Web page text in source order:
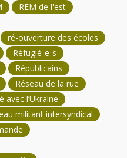
REM de l'est
ré-ouverture des écoles
Réfugié-e-s
Républicains
Réseau de la rue
avec l’Ukraine
militant intersyndical